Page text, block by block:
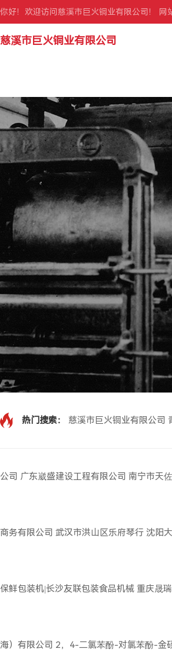
你好！欢迎访问慈溪市巨火铜业有限公司！ 网
慈溪市巨火铜业有限公司
热门搜索： 慈溪市巨火铜业有限公司
公司 广东崴盛建设工程有限公司 南宁市天
商务有限公司 武汉市洪山区乐府琴行 沈阳
保鲜包装机|长沙友联包装食品机械 重庆晟
海）有限公司 2，4-二氯苯酚-对氯苯酚-金